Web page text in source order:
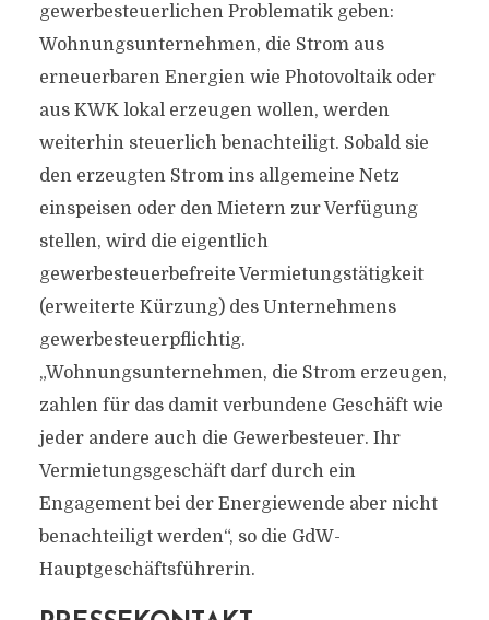
gewerbesteuerlichen Problematik geben:
Wohnungsunternehmen, die Strom aus
erneuerbaren Energien wie Photovoltaik oder
aus KWK lokal erzeugen wollen, werden
weiterhin steuerlich benachteiligt. Sobald sie
den erzeugten Strom ins allgemeine Netz
einspeisen oder den Mietern zur Verfügung
stellen, wird die eigentlich
gewerbesteuerbefreite Vermietungstätigkeit
(erweiterte Kürzung) des Unternehmens
gewerbesteuerpflichtig.
„Wohnungsunternehmen, die Strom erzeugen,
zahlen für das damit verbundene Geschäft wie
jeder andere auch die Gewerbesteuer. Ihr
Vermietungsgeschäft darf durch ein
Engagement bei der Energiewende aber nicht
benachteiligt werden“, so die GdW-
Hauptgeschäftsführerin.